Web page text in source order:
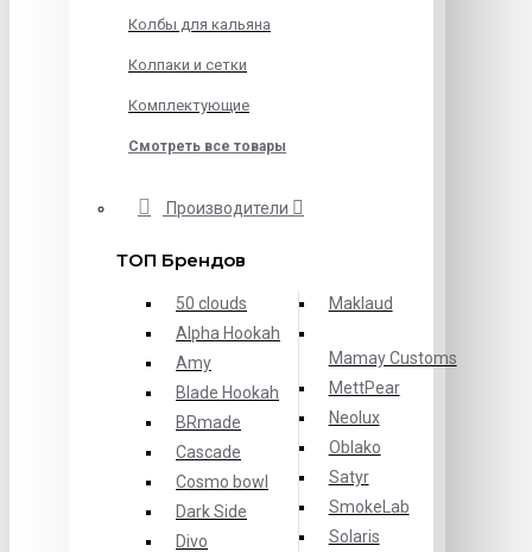
Колбы для кальяна
Колпаки и сетки
Комплектующие
Смотреть все товары
Производители
ТОП Брендов
50 clouds
Alpha Hookah
Amy
Blade Hookah
BRmade
Cascade
Cosmo bowl
Dark Side
Divo
Maklaud
Mamay Customs
MettPear
Neolux
Oblako
Satyr
SmokeLab
Solaris